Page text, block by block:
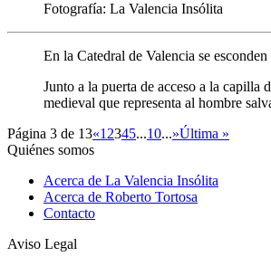
Fotografía: La Valencia Insólita
En la Catedral de Valencia se
Junto a la puerta de acceso a la capilla
medieval que representa al hombre
Página 3 de 13«1 2345...10...»Última »
Quiénes somos
Acerca de La Valencia Insólita
Acerca de Roberto Tortosa
Contacto
Aviso Legal